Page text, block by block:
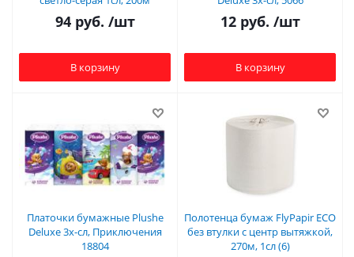
94руб. /шт
В корзину
12руб. /шт
В корзину
Платочки бумажные Plushe
Deluxe 3х-сл, Приключения
18804
Полотенца бумаж FlyPapir ECO
без втулки с центр вытяжкой,
270м, 1сл (6)